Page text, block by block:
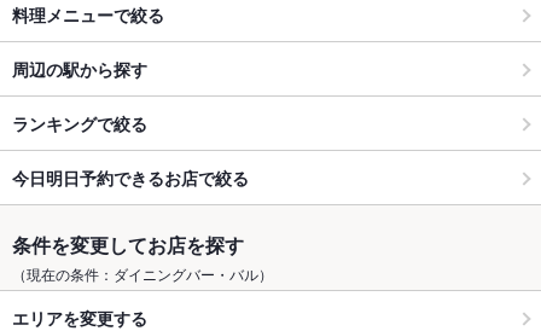
料理メニューで絞る
周辺の駅から探す
ランキングで絞る
今日明日予約できるお店で絞る
条件を変更してお店を探す
（現在の条件：ダイニングバー・バル）
エリアを変更する